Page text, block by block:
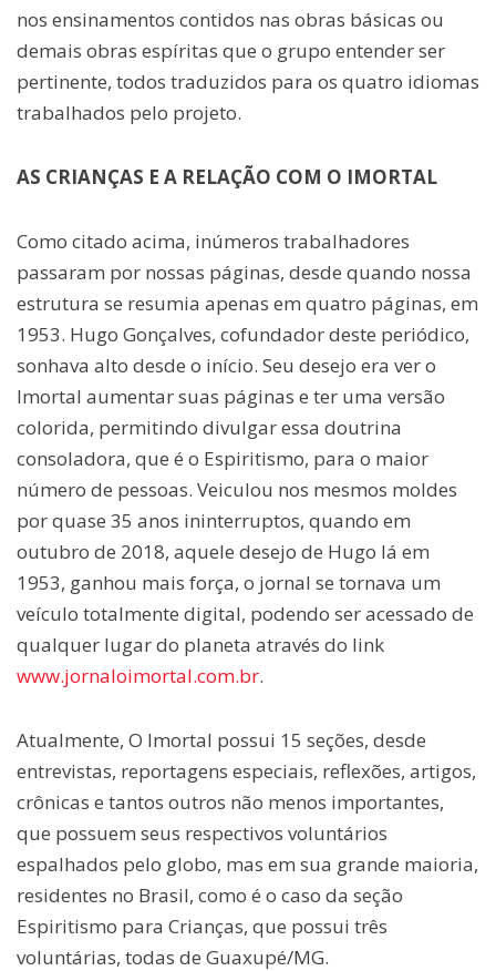
nos ensinamentos contidos nas obras básicas ou
demais obras espíritas que o grupo entender ser
pertinente, todos traduzidos para os quatro idiomas
trabalhados pelo projeto.
AS CRIANÇAS E A RELAÇÃO COM O IMORTAL
Como citado acima, inúmeros trabalhadores
passaram por nossas páginas, desde quando nossa
estrutura se resumia apenas em quatro páginas, em
1953. Hugo Gonçalves, cofundador deste periódico,
sonhava alto desde o início. Seu desejo era ver o
Imortal aumentar suas páginas e ter uma versão
colorida, permitindo divulgar essa doutrina
consoladora, que é o Espiritismo, para o maior
número de pessoas. Veiculou nos mesmos moldes
por quase 35 anos ininterruptos, quando em
outubro de 2018, aquele desejo de Hugo lá em
1953, ganhou mais força, o jornal se tornava um
veículo totalmente digital, podendo ser acessado de
qualquer lugar do planeta através do link
www.jornaloimortal.com.br.
Atualmente, O Imortal possui 15 seções, desde
entrevistas, reportagens especiais, reflexões, artigos,
crônicas e tantos outros não menos importantes,
que possuem seus respectivos voluntários
espalhados pelo globo, mas em sua grande maioria,
residentes no Brasil, como é o caso da seção
Espiritismo para Crianças, que possui três
voluntárias, todas de Guaxupé/MG.